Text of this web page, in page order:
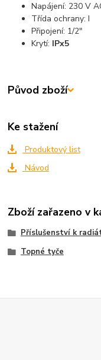
Napájení: 230 V
Třída ochrany: I
Připojení: 1/2"
Krytí: IPx5
Původ zboží
Ke stažení
Produktový list
Návod
Zboží zařazeno v
Příslušenství k
Topné tyče